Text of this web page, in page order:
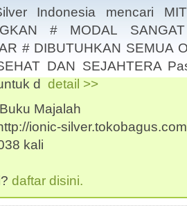
Indonesia mencari
# MODAL
# DIBUTUHKAN SEMUA
DAN SEJAHTERA
d detail >>
Majalah
ionic-silver.tokobagus.com
kali
daftar disini.